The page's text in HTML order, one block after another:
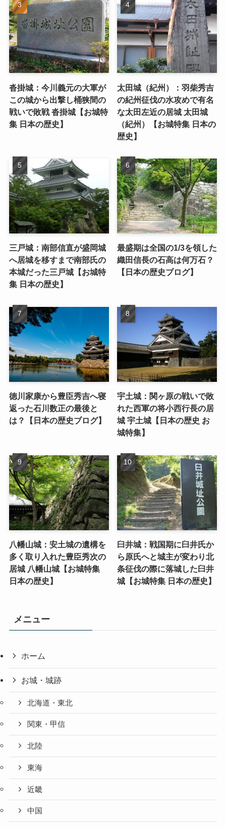
沓掛城：今川義元の大軍が
この城から出撃し桶狭間の
戦いで敗戦 沓掛城【お城特
集 日本の歴史】
太田城（紀州）：羽柴秀吉
の紀州征伐の水攻めで有名
な太田左近の居城 太田城
（紀州）【お城特集 日本の
歴史】
三戸城：南部信直が盛岡城
へ居城を移すまで南部氏の
本城だった三戸城【お城特
集 日本の歴史】
最盛期は全国の1/3を領した
織田信長の石高は何万石？
【日本の歴史ブログ】
徳川家康から豊臣秀吉へ寝
返った石川数正の最後と
は？【日本の歴史ブログ】
宇土城：関ヶ原の戦いで敗
れた西軍の将小西行長の居
城 宇土城【日本の歴史 お
城特集】
八幡山城：安土城の遺構を
多く取り入れた豊臣秀次の
居城 八幡山城【お城特集
日本の歴史】
臼井城：戦国期に臼井氏か
ら原氏へと城主が変わり北
条征伐の際に落城した臼井
城【お城特集 日本の歴史】
メニュー
ホーム
お城・城跡
北海道・東北
関東・甲信
北陸
東海
近畿
中国